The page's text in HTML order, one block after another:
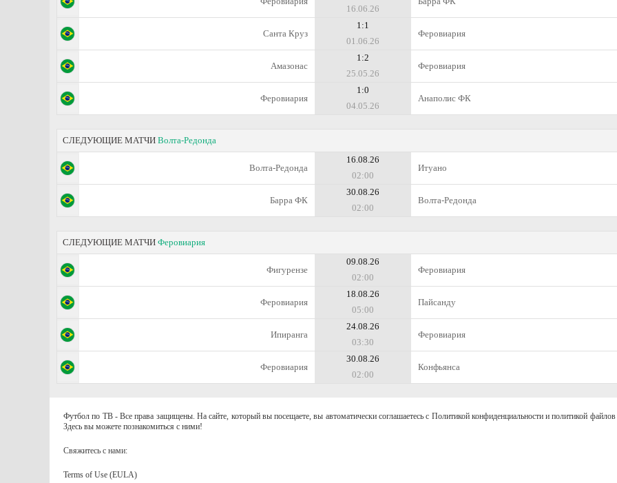
16.06.26
Санта Круз
1:1
01.06.26
Феровиария
Амазонас
1:2
25.05.26
Феровиария
Феровиария
1:0
04.05.26
Анаполис ФК
СЛЕДУЮЩИЕ МАТЧИ Волта-Редонда
Волта-Редонда
16.08.26
02:00
Итуано
Барра ФК
30.08.26
02:00
Волта-Редонда
СЛЕДУЮЩИЕ МАТЧИ Феровиария
Фигурензе
09.08.26
02:00
Феровиария
Феровиария
18.08.26
05:00
Пайсанду
Ипиранга
24.08.26
03:30
Феровиария
Феровиария
30.08.26
02:00
Конфьянса
Футбол по ТВ - Все права защищены. На сайте, который вы посещаете, вы автоматически соглашаетесь с Политикой конфиденциальности и политикой
Здесь вы можете познакомиться с ними!
Свяжитесь с нами:
Terms of Use (EULA)